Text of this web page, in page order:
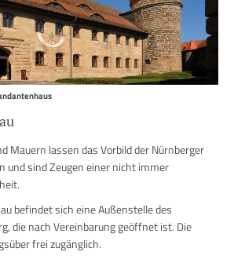
Mauern lassen das Vorbild der Nürnberger
und sind Zeugen einer nicht immer
befindet sich eine Außenstelle des
die nach Vereinbarung geöffnet ist. Die
frei zugänglich.